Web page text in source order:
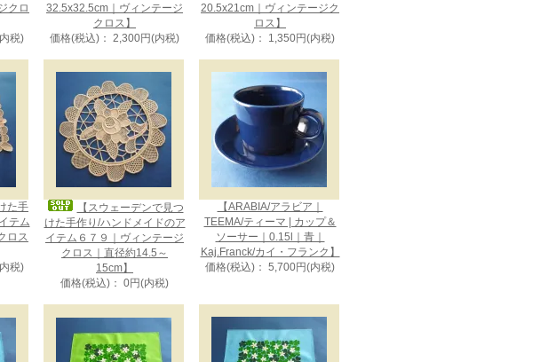
クロ
税)
32.5x32.5cm｜ヴィンテージ
クロス】
価格(税込)： 2,300円(内税)
20.5x21cm｜ヴィンテージク
ロス】
価格(税込)： 1,350円(内税)
た手
テム
ロス
税)
【スウェーデンで見つ
けた手作り/ハンドメイドのア
イテム６７９｜ヴィンテージ
クロス｜直径約14.5～
15cm】
価格(税込)： 0円(内税)
【ARABIA/アラビア｜
TEEMA/ティーマ | カップ＆
ソーサー｜0.15l｜青｜
Kaj.Franck/カイ・フランク】
価格(税込)： 5,700円(内税)